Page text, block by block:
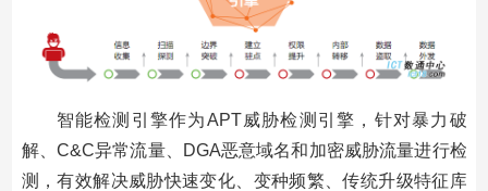
智能检测引擎作为APT威胁检测引擎，针对暴力破
解、C&C异常流量、DGA恶意域名和加密威胁流量进行检
测，有效解决威胁快速变化、变种频繁、传统升级特征库